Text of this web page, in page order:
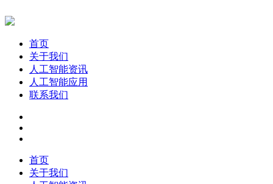
首页
关于我们
人工智能资讯
人工智能应用
联系我们
首页
关于我们